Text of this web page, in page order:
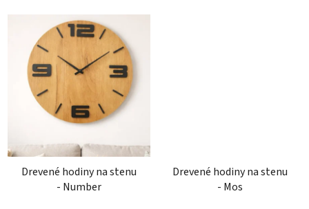
Drevené hodiny na stenu
- Number
Drevené hodiny na stenu
- Mos